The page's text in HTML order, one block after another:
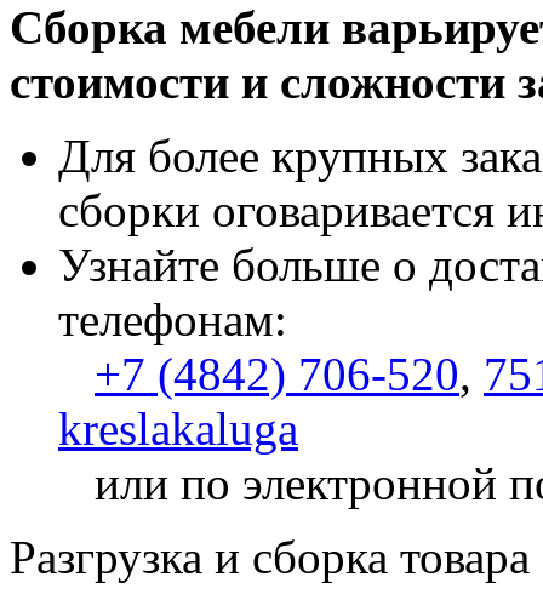
Сборка мебели
стоимости и сложности
Для более крупных
сборки оговаривается
Узнайте больше о
телефонам:
+7 (4842) 706-520,
kreslakaluga
или по электронной
Разгрузка и сборка